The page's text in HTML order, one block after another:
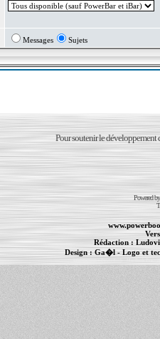
Messages Sujets
Pour soutenir le développement
Powered
Rédaction :
Design : Ga�l- Logo et